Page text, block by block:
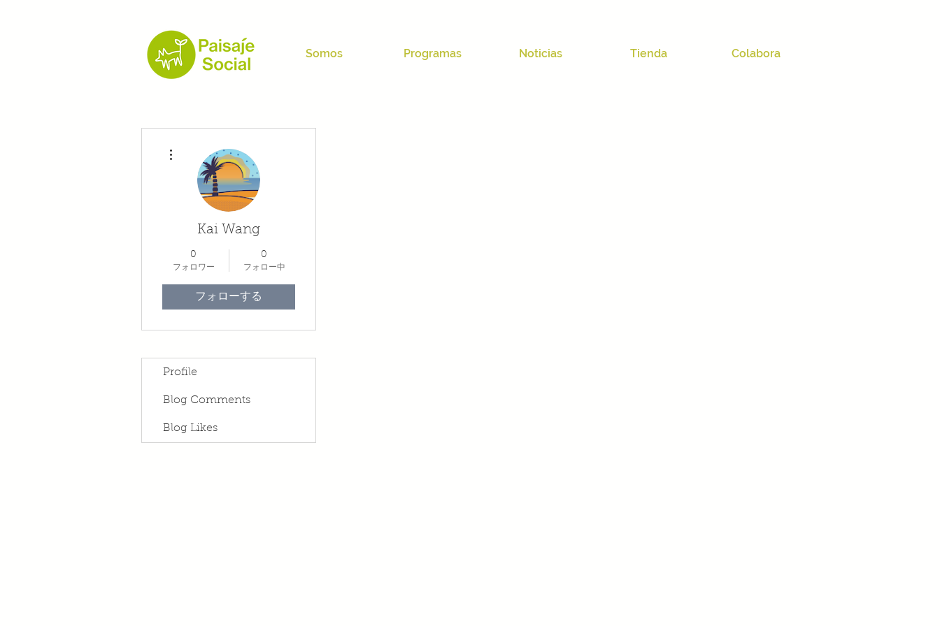
Somos Programas Noticias Tienda Colabora
Kai Wang
0
フォロワー
0
フォロー中
フォローする
Profile
Blog Comments
Blog Likes